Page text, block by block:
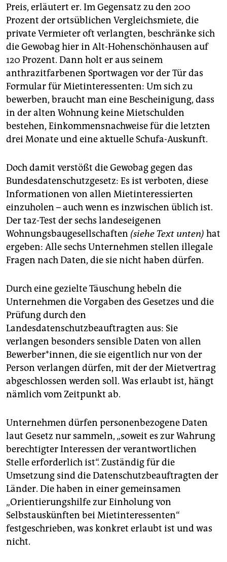
Preis, erläutert er. Im Gegensatz zu den 200
Prozent der ortsüblichen Vergleichsmiete, die
private Vermieter oft verlangten, beschränke sich
die Gewobag hier in Alt-Hohenschönhausen auf
120 Prozent. Dann holt er aus seinem
anthrazitfarbenen Sportwagen vor der Tür das
Formular für Mietinteressenten: Um sich zu
bewerben, braucht man eine Bescheinigung, dass
in der alten Wohnung keine Mietschulden
bestehen, Einkommensnachweise für die letzten
drei Monate und eine aktuelle Schufa-Auskunft.
Doch damit verstößt die Gewobag gegen das
Bundesdatenschutzgesetz: Es ist verboten, diese
Informationen von allen Mietinteressierten
einzuholen – auch wenn es inzwischen üblich ist.
Der taz-Test der sechs landeseigenen
Wohnungsbaugesellschaften (siehe Text unten) hat
ergeben: Alle sechs Unternehmen stellen illegale
Fragen nach Daten, die sie nicht haben dürfen.
Durch eine gezielte Täuschung hebeln die
Unternehmen die Vorgaben des Gesetzes und die
Prüfung durch den
Landesdatenschutzbeauftragten aus: Sie
verlangen besonders sensible Daten von allen
Bewerber*innen, die sie eigentlich nur von der
Person verlangen dürfen, mit der der Mietvertrag
abgeschlossen werden soll. Was erlaubt ist, hängt
nämlich vom Zeitpunkt ab.
Unternehmen dürfen personenbezogene Daten
laut Gesetz nur sammeln, „soweit es zur Wahrung
berechtigter Interessen der verantwortlichen
Stelle erforderlich ist“. Zuständig für die
Umsetzung sind die Datenschutzbeauftragten der
Länder. Die haben in einer gemeinsamen
„Orientierungshilfe zur Einholung von
Selbstauskünften bei Mietinteressenten“
festgeschrieben, was konkret erlaubt ist und was
nicht.